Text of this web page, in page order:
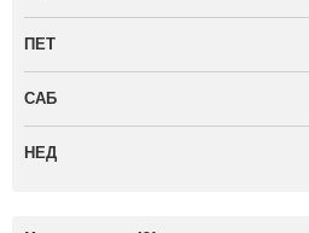
ПЕТ
САБ
НЕД